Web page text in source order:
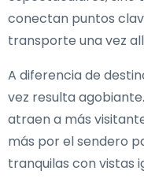
conectan puntos
transporte una vez
A diferencia de
vez resulta
atraen a más
más por el sendero
tranquilas con vistas